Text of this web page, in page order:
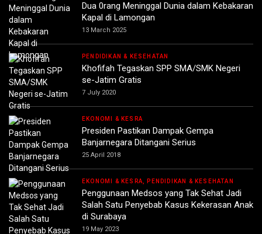
Dua 0rang Meninggal Dunia dalam Kebakaran
Kapal di Lamongan
13 March 2025
PENDIDIKAN & KESEHATAN
Khofifah Tegaskan SPP SMA/SMK Negeri
se-Jatim Gratis
7 July 2020
EKONOMI & KESRA
Presiden Pastikan Dampak Gempa
Banjarnegara Ditangani Serius
25 April 2018
EKONOMI & KESRA, PENDIDIKAN & KESEHATAN
Penggunaan Medsos yang Tak Sehat Jadi
Salah Satu Penyebab Kasus Kekerasan Anak
di Surabaya
19 May 2023